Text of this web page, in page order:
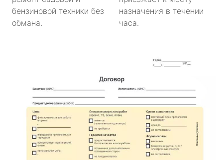
бензиновой техники без
обмана.
назначения в течении
часа.